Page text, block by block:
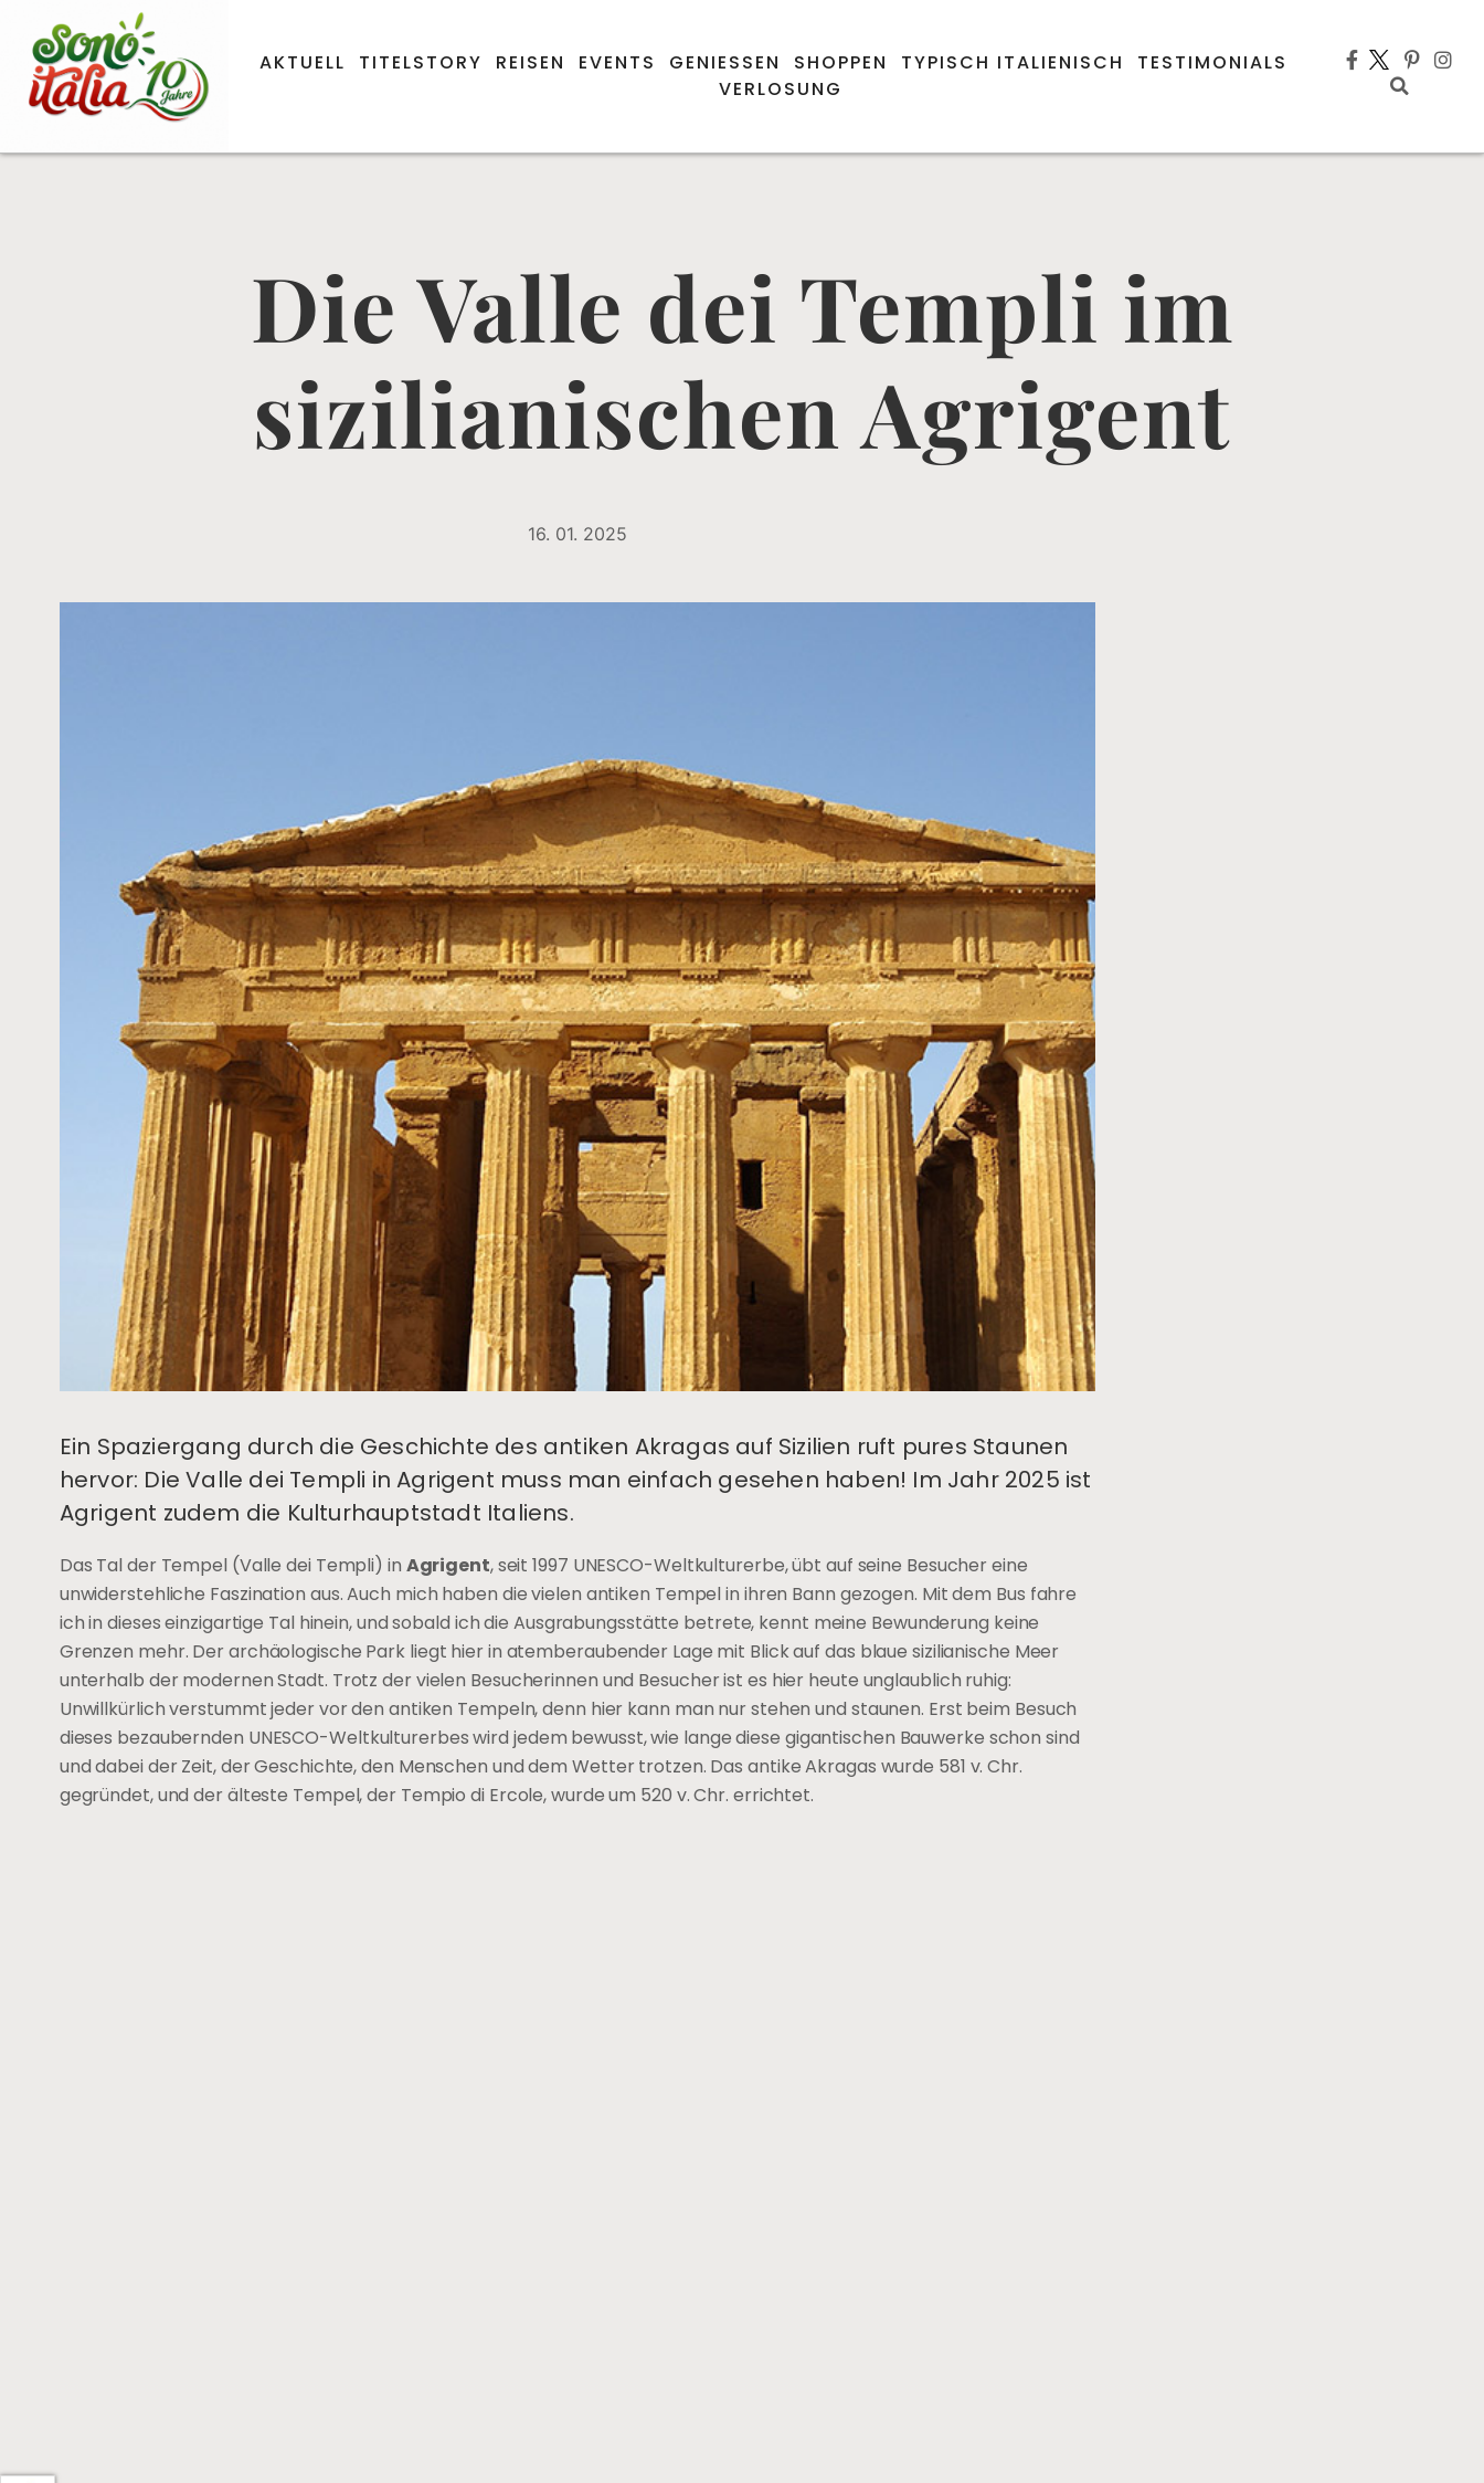
AKTUELL TITELSTORY REISEN EVENTS GENIESSEN SHOPPEN TYPISCH ITALIENISCH
TESTIMONIALS
VERLOSUNG
Die Valle dei Templi im
sizilianischen Agrigent
16. 01. 2025
Ein Spaziergang durch die Geschichte des antiken Akragas auf Sizilien ruft pures Staunen
hervor: Die Valle dei Templi in Agrigent muss man einfach gesehen haben! Im Jahr 2025 ist
Agrigent zudem die Kulturhauptstadt Italiens.
Das Tal der Tempel (Valle dei Templi) in Agrigent, seit 1997 UNESCO-Weltkulturerbe, übt auf seine Besucher eine
unwiderstehliche Faszination aus. Auch mich haben die vielen antiken Tempel in ihren Bann gezogen. Mit dem Bus fahre
ich in dieses einzigartige Tal hinein, und sobald ich die Ausgrabungsstätte betrete, kennt meine Bewunderung keine
Grenzen mehr. Der archäologische Park liegt hier in atemberaubender Lage mit Blick auf das blaue sizilianische Meer
unterhalb der modernen Stadt. Trotz der vielen Besucherinnen und Besucher ist es hier heute unglaublich ruhig:
Unwillkürlich verstummt jeder vor den antiken Tempeln, denn hier kann man nur stehen und staunen. Erst beim Besuch
dieses bezaubernden UNESCO-Weltkulturerbes wird jedem bewusst, wie lange diese gigantischen Bauwerke schon sind
und dabei der Zeit, der Geschichte, den Menschen und dem Wetter trotzen. Das antike Akragas wurde 581 v. Chr.
gegründet, und der älteste Tempel, der Tempio di Ercole, wurde um 520 v. Chr. errichtet.